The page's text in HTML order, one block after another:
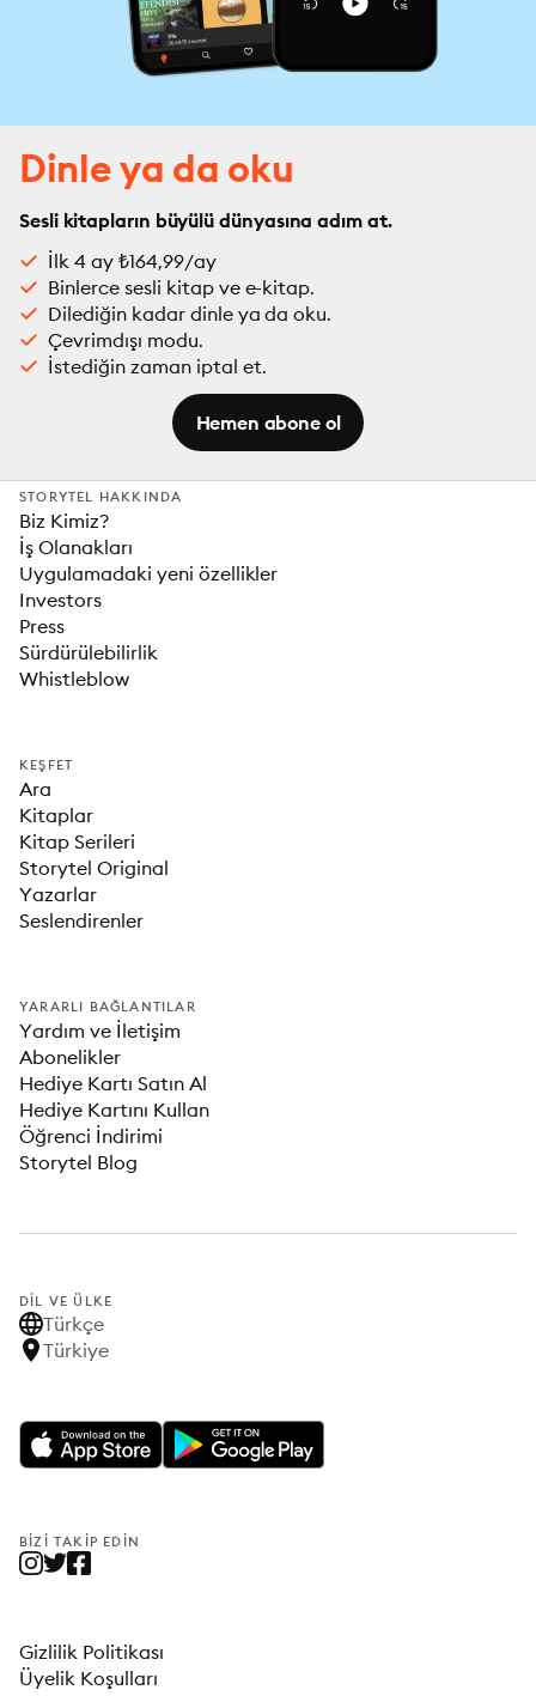
Dinle ya da oku
Sesli kitapların büyülü dünyasına adım at.
İlk 4 ay ₺164,99/ay
Binlerce sesli kitap ve e-kitap.
Dilediğin kadar dinle ya da oku.
Çevrimdışı modu.
İstediğin zaman iptal et.
Hemen abone ol
STORYTEL HAKKINDA
Biz Kimiz?
İş Olanakları
Uygulamadaki yeni özellikler
Investors
Press
Sürdürülebilirlik
Whistleblow
KEŞFET
Ara
Kitaplar
Kitap Serileri
Storytel Original
Yazarlar
Seslendirenler
YARARLI BAĞLANTILAR
Yardım ve İletişim
Abonelikler
Hediye Kartı Satın Al
Hediye Kartını Kullan
Öğrenci İndirimi
Storytel Blog
DIL VE ÜLKE
Türkçe
Türkiye
BIZI TAKIP EDIN
Gizlilik Politikası
Üyelik Koşulları